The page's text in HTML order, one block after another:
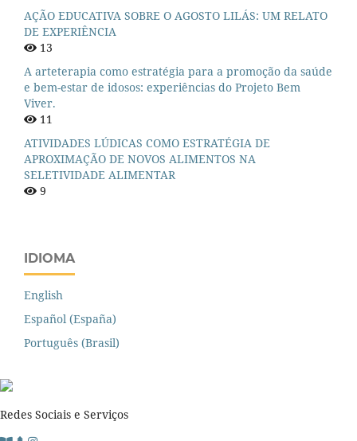
AÇÃO EDUCATIVA SOBRE O AGOSTO LILÁS: UM RELATO
DE EXPERIÊNCIA
13
A arteterapia como estratégia para a promoção da saúde
e bem-estar de idosos: experiências do Projeto Bem
Viver.
11
ATIVIDADES LÚDICAS COMO ESTRATÉGIA DE
APROXIMAÇÃO DE NOVOS ALIMENTOS NA
SELETIVIDADE ALIMENTAR
9
IDIOMA
English
Español (España)
Português (Brasil)
Redes Sociais e Serviços